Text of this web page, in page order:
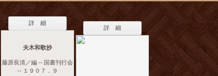
詳 細
夫木和歌抄
藤原長清／編 -- 国書刊行会
-- １９０７．９
詳 細